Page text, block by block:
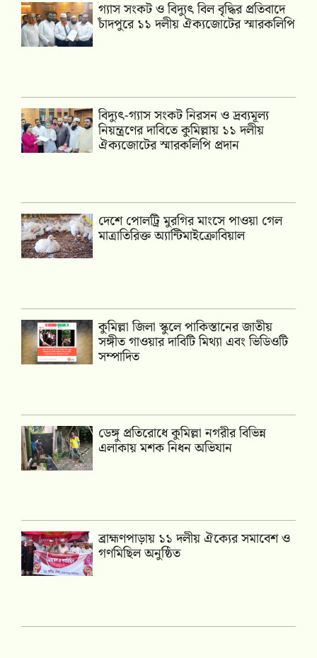
গ্যাস সংকট ও বিদ্যুৎ বিল বৃদ্ধির প্রতিবাদে
চাঁদপুরে ১১ দলীয় ঐক্যজোটের স্মারকলিপি
‎বিদ্যুৎ-গ্যাস সংকট নিরসন ও দ্রব্যমূল্য
নিয়ন্ত্রণের দাবিতে কুমিল্লায় ১১ দলীয়
ঐক‍্যজোটের স্মারকলিপি প্রদান
দেশে পোলট্রি মুরগির মাংসে পাওয়া গেল
মাত্রাতিরিক্ত অ্যান্টিমাইক্রোবিয়াল
কুমিল্লা জিলা স্কুলে পাকিস্তানের জাতীয়
সঙ্গীত গাওয়ার দাবিটি মিথ্যা এবং ভিডিওটি
সম্পাদিত
ডেঙ্গু প্রতিরোধে কুমিল্লা নগরীর বিভিন্ন
এলাকায় মশক নিধন অভিযান
‎ব্রাহ্মণপাড়ায় ১১ দলীয় ঐক্যের সমাবেশ ও
গণমিছিল অনুষ্ঠিত